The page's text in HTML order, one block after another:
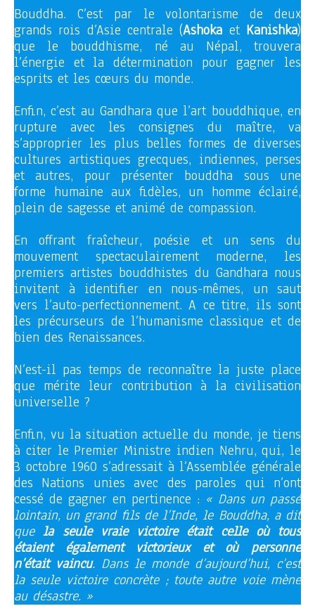
Bouddha. C’est par le volontarisme de deux
grands rois d’Asie centrale (Ashoka et Kanishka)
que le bouddhisme, né au Népal, trouvera
l’énergie et la détermination pour gagner les
esprits et les cœurs du monde.
Enfin, c’est au Gandhara que l’art bouddhique, en
rupture avec les consignes du maître, va
s’approprier les plus belles formes de diverses
cultures artistiques grecques, indiennes, perses
et autres, pour présenter bouddha sous une
forme humaine aux fidèles, un homme éclairé,
plein de sagesse et animé de compassion.
En offrant fraîcheur, poésie et un sens du
mouvement spectaculairement moderne, les
premiers artistes bouddhistes du Gandhara nous
invitent à identifier en nous-mêmes, un saut
vers l’auto-perfectionnement. A ce titre, ils sont
les précurseurs de l’humanisme classique et de
bien des Renaissances.
N’est-il pas temps de reconnaître la juste place
que mérite leur contribution à la civilisation
universelle ?
Enfin, vu la situation actuelle du monde, je tiens
à citer le Premier Ministre indien Nehru, qui, le
3 octobre 1960 s’adressait à l’Assemblée générale
des Nations unies avec des paroles qui n’ont
cessé de gagner en pertinence : « Dans un passé
lointain, un grand fils de l’Inde, le Bouddha, a dit
quela seule vraie victoire était celle où tous
étaient également victorieux et où personne
n’était vaincu. Dans le monde d’aujourd’hui, c’est
la seule victoire concrète ; toute autre voie mène
au désastre. »